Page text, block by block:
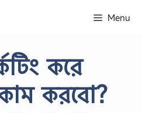
Menu
করে
করবো?